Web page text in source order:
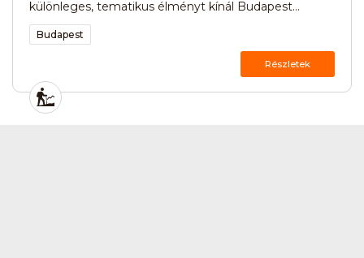
különleges, tematikus élményt kínál Budapest...
Budapest
Részletek